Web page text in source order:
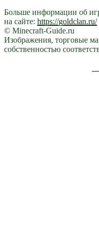
Больше информации об
на сайте: https://goldclan.ru/
© Minecraft-Guide.ru
Изображения, торговые
собственностью